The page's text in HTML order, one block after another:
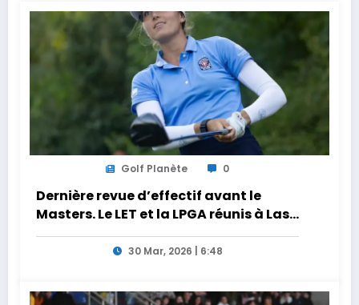
Golf Planète 0
Dernière revue d’effectif avant le
Masters. Le LET et la LPGA réunis à Las
Vegas au programme de la semaine
30 Mar, 2026 | 6:48